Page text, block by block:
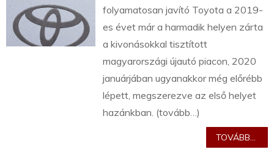
folyamatosan javító Toyota a 2019-
es évet már a harmadik helyen zárta
a kivonásokkal tisztított
magyarországi újautó piacon, 2020
januárjában ugyanakkor még előrébb
lépett, megszerezve az első helyet
hazánkban. (tovább…)
TOVÁBB...